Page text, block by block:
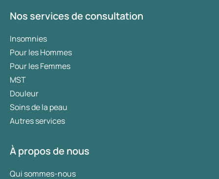
Nos services de consultation
Insomnies
Pour les Hommes
Pour les Femmes
MST
Douleur
Soins de la peau
Autres services
À propos de nous
Qui sommes-nous